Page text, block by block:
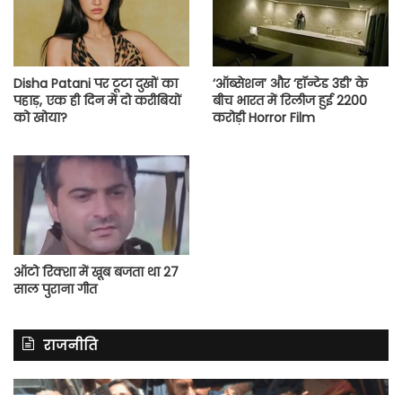
Disha Patani पर टूटा दुखों का
पहाड़, एक ही दिन में दो करीबियों
को खोया?
‘ऑब्सेशन’ और ‘हॉन्टेड 3डी’ के
बीच भारत में रिलीज हुई 2200
करोड़ी Horror Film
ऑटो रिक्शा में खूब बजता था 27
साल पुराना गीत
राजनीति